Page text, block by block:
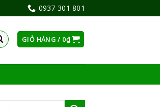
0937 301 801
GIỎ HÀNG / 0₫